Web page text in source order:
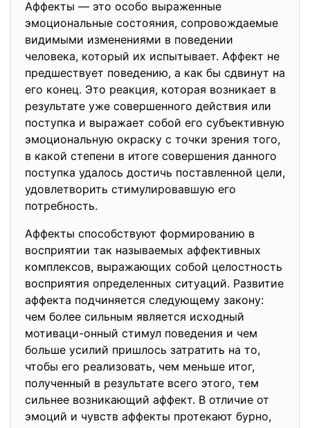
Аффекты — это особо выраженные
эмоциональные состояния, сопровождаемые
видимыми изменениями в поведении
человека, который их испытывает. Аффект не
предшествует поведению, а как бы сдвинут на
его конец. Это реакция, которая возникает в
результате уже совершенного действия или
поступка и выражает собой его субъективную
эмоциональную окраску с точки зрения того,
в какой степени в итоге совершения данного
поступка удалось достичь поставленной цели,
удовлетворить стимулировавшую его
потребность.
Аффекты способствуют формированию в
восприятии так называемых аффективных
комплексов, выражающих собой целостность
восприятия определенных ситуаций. Развитие
аффекта подчиняется следующему закону:
чем более сильным является исходный
мотиваци-онный стимул поведения и чем
больше усилий пришлось затратить на то,
чтобы его реализовать, чем меньше итог,
полученный в результате всего этого, тем
сильнее возникающий аффект. В отличие от
эмоций и чувств аффекты протекают бурно,